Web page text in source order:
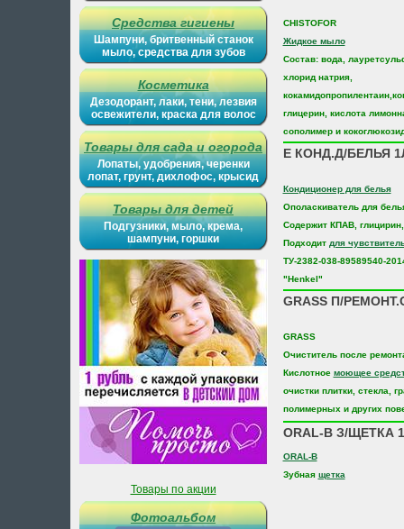
Средства гигиены
Шампуни, бритвенный станок
мыло, средства для зубов
Косметика
Дезодорант, лаки, тени, лезвия
освежители, краска для волос
Товары для сада и огорода
Лопаты, удобрения, черенки
лопат, грунт, дихлофос, крысид
Товары для детей
Подгузники, мыло, крема,
шампуни, горшки
Товары по акции
Фотоальбом
CHISTOFOR
Жидкое мыло
Состав: вода,
хлорид натрия,
глицерин, кислота
сополимер и
E КОНД.Д/БЕЛЬЯ
Кондиционер для белья
Ополаскиватель для
Содержит КПАВ,
Подходит для
ТУ-2382-038-89589540-
"Henkel"
GRASS П/
GRASS
Очиститель после
Кислотное моющее
очистки плитки, стекла,
полимерных и других
ORAL-B З/ЩЕТКА
ORAL-B
Зубная щетка